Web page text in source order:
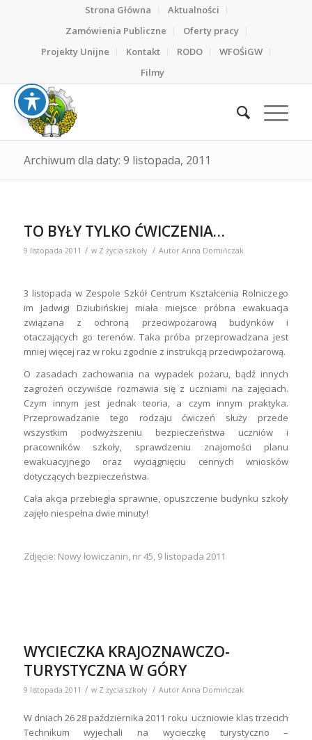
Strona Główna
Aktualności
Zamówienia Publiczne
Oferty pracy
Projekty Unijne
Kontakt RODO
WFOŚiGW
Filmy
Archiwum dla daty: 9 listopada, 2011
TO BYŁY TYLKO ĆWICZENIA…
9 listopada 2011 / w Z życia szkoły / Autor Anna Domińczak
3 listopada w Zespole Szkół Centrum Kształcenia Rolniczego
im Jadwigi Dziubińskiej miała miejsce próbna ewakuacja
związana z ochroną przeciwpożarową budynków i
otaczających go terenów. Taka próba przeprowadzana jest
mniej więcej raz w roku zgodnie z instrukcją przeciwpożarową.
O zasadach zachowania na wypadek pożaru, bądź innych
zagrożeń oczywiście rozmawia się z uczniami na zajęciach.
Czym innym jest jednak teoria, a czym innym praktyka.
Przeprowadzanie tego rodzaju ćwiczeń służy przede
wszystkim podwyższeniu bezpieczeństwa uczniów i
pracowników szkoły, sprawdzeniu znajomości planu
ewakuacyjnego oraz wyciągnięciu cennych wniosków
dotyczących bezpieczeństwa.
Cała akcja przebiegła sprawnie, opuszczenie budynku szkoły
zajęło niespełna dwie minuty!
Zdjęcie: Nowy łowiczanin, nr 45, 9 listopada 2011
WYCIECZKA KRAJOZNAWCZO-
TURYSTYCZNA W GÓRY
9 listopada 2011 / w Z życia szkoły / Autor Anna Domińczak
W dniach 26 28 października 2011 roku uczniowie klas trzecich
Technikum wyjechali na wycieczkę turystyczno –